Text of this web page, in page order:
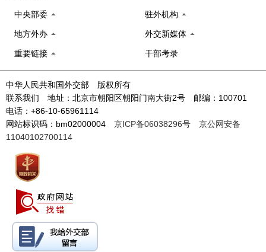
中央部委 驻外机构
地方外办 外交新媒体
重要链接 干部考录
中华人民共和国外交部 版权所有
联系我们 地址：北京市朝阳区朝阳门南大街2号 邮编：100701
电话：+86-10-65961114
网站标识码：bm02000004 京ICP备06038296号
京公网安备
11040102700114